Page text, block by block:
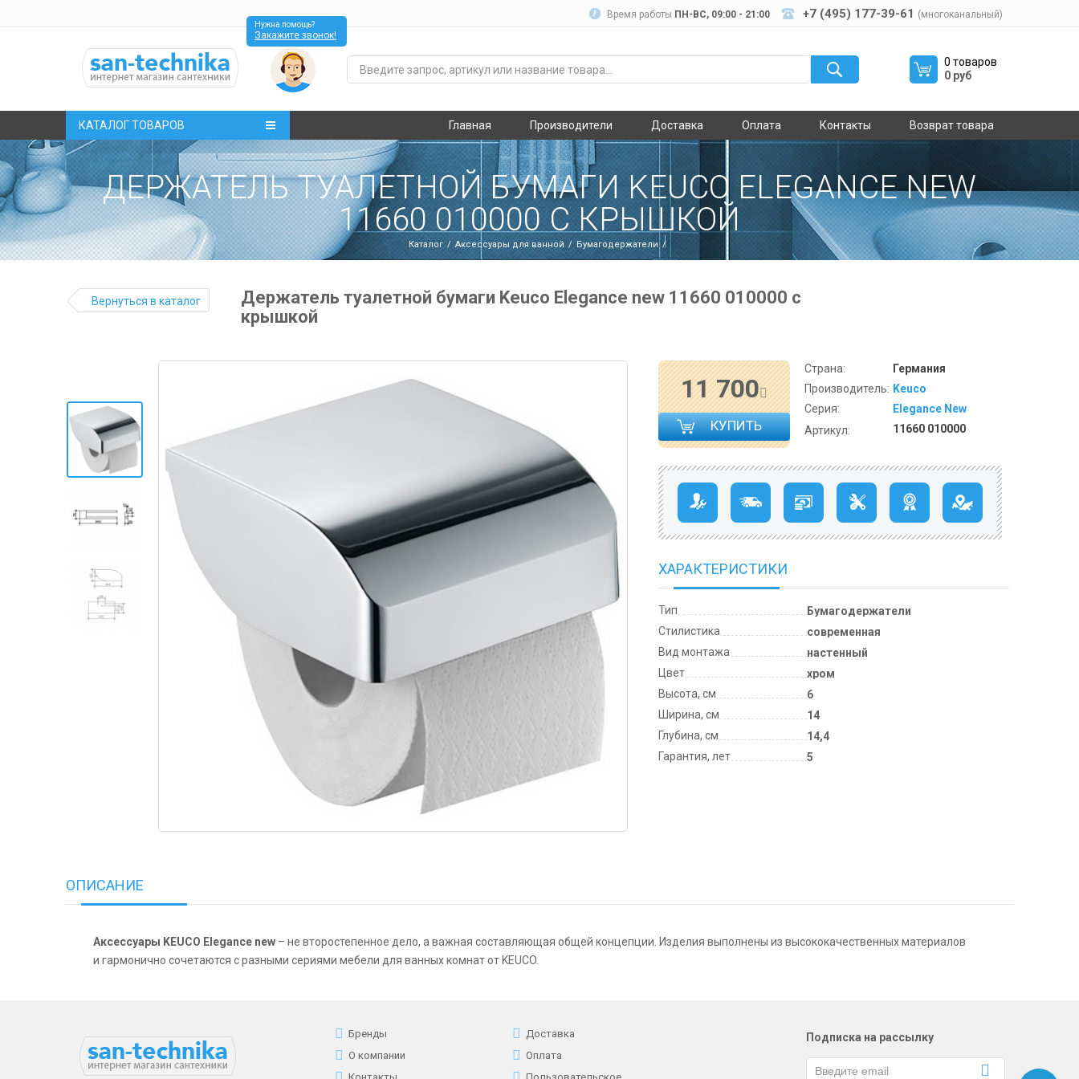
Время работы ПН-ВC, 09:00 - 21:00 +7 (495) 177-39-61 (многоканальный)
Нужна помощь?
Закажите звонок!
0 товаров
0 руб
КАТАЛОГ ТОВАРОВ Главная Производители Доставка Оплата Контакты Возврат товара
ДЕРЖАТЕЛЬ ТУАЛЕТНОЙ БУМАГИ KEUCO ELEGANCE NEW
11660 010000 С КРЫШКОЙ
Каталог Аксессуары для ванной Бумагодержатели
Вернуться в каталог
Держатель туалетной бумаги Keuco Elegance new 11660 010000 с
крышкой
11 700
КУПИТЬ
Страна:
Германия
Производитель: Keuco
Серия:
Elegance New
Артикул:
11660 010000
ХАРАКТЕРИСТИКИ
Тип
Бумагодержатели
Cтилистика
современная
Вид монтажа
настенный
Цвет
хром
Высота, см
6
Ширина, см
14
Глубина, см
14,4
Гарантия, лет
5
ОПИСАНИЕ
Аксессуары KEUCO Elegance new – не второстепенное дело, а важная составляющая общей концепции. Изделия выполнены из высококачественных материалов
и гармонично сочетаются с разными сериями мебели для ванных комнат от KEUCO.
Бренды
О компании
Доставка
Оплата
Подписка на рассылку